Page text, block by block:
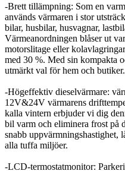
-Brett tillämpning: Som en
används värmaren i stor
bilar, husbilar, husvagnar,
Värmeanordningen blåser ut
motorslitage eller
med 30 %. Med sin kompakta
utmärkt val för hem och butiker.
-Högeffektiv dieselvärmare:
12V&24V värmarens
kalla vintern erbjuder vi dig
bil varm och eliminera frost på
snabb uppvärmningshastighet,
alla tuffa miljöer.
-LCD-termostatmonitor: